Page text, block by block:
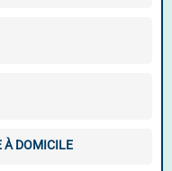
À DOMICILE